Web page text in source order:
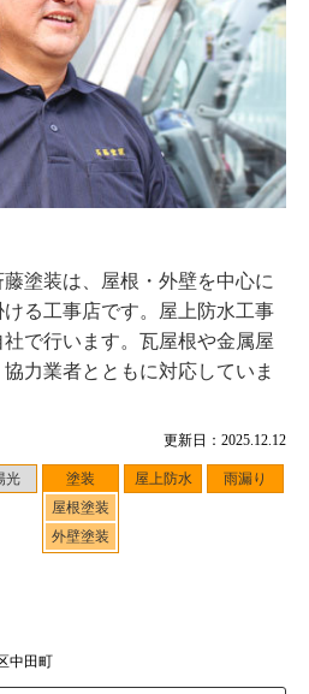
更新日：2025.12.12
光
塗装
屋根塗装
外壁塗装
屋上防水 雨漏り
中田町
塗装は、屋根・外壁を中心に
る工事店です。屋上防水工事
で行います。瓦屋根や金属屋
力業者とともに対応していま